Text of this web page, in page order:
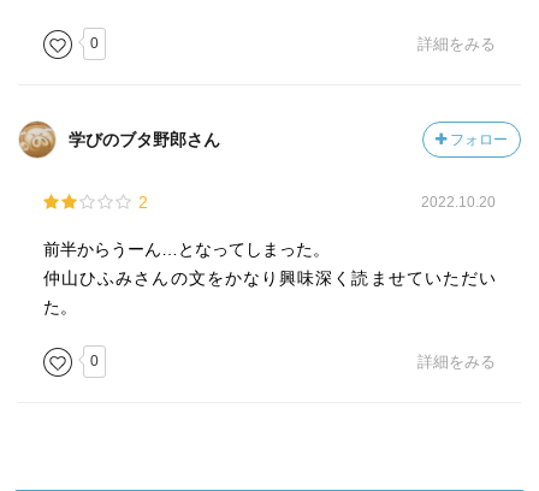
0 詳細をみる
学びのブタ野郎さん フォロー
2 2022.10.20
前半からうーん…となってしまった。
仲山ひふみさんの文をかなり興味深く読ませていただい
た。
0 詳細をみる